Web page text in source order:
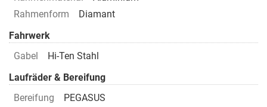
Rahmenform
Diamant
Fahrwerk
Gabel
Hi-Ten Stahl
Laufräder & Bereifung
Bereifung
PEGASUS